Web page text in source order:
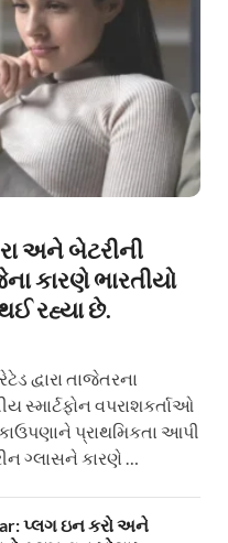
અને બેટરીની
કારણે ભારતીયો
રહ્યા છે.
દ્વારા તાજેતરના
સ્માર્ટફોન વપરાશકર્તાઓ
પ્રાથમિકતા આપી
ગ્લાસને કારણે …
પ્લગ ઇન કરો અને